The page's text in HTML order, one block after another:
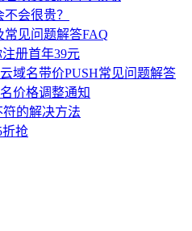
会很贵？
常见问题解答FAQ
册首年39元
域名带价PUSH常见问题解答
价格调整通知
符的解决方法
折抢